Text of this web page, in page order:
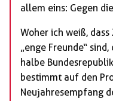
allem eins: Gegen
Woher ich weiß,
„enge Freunde“
halbe
bestimmt auf den
Neujahresempfang